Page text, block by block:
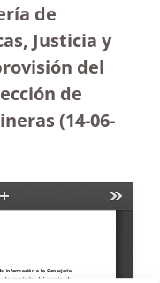
de
Justicia y
del
de
(14-06-